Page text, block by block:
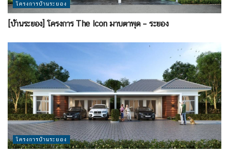
โครงการบ้านระยอง
[บ้านระยอง] โครงการ The Icon มาบตาพุด – ระยอง
โครงการบ้านระยอง